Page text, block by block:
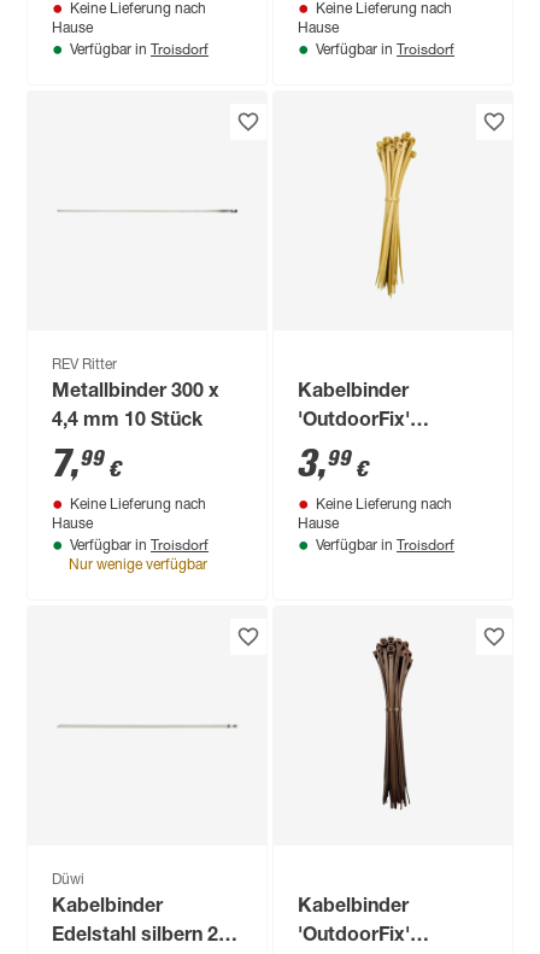
Keine Lieferung nach
Hause
Verfügbar in Troisdorf
Keine Lieferung nach
Hause
Verfügbar in Troisdorf
REV Ritter
Metallbinder 300 x
4,4 mm 10 Stück
7,99 €
Keine Lieferung nach
Hause
Verfügbar in Troisdorf
Nur wenige verfügbar
Kabelbinder
'OutdoorFix'
bambus hell 200 x
4,6 mm 50 Stück
3,99 €
Keine Lieferung nach
Hause
Verfügbar in Troisdorf
Düwi
Kabelbinder
Edelstahl silbern 200
Kabelbinder
'OutdoorFix'